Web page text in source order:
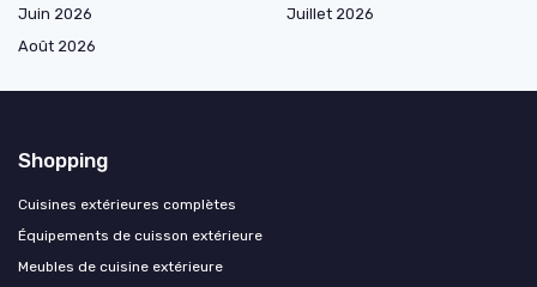
Juin 2026
Juillet 2026
Août 2026
Shopping
Cuisines extérieures complètes
Équipements de cuisson extérieure
Meubles de cuisine extérieure